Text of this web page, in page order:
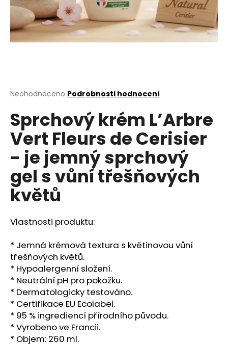
Průměrné
produktu
je
0,0
z
hvězdiček.
Neohodnoceno Podrobnosti hodnocení
Sprchový krém L’Arbre
Vert Fleurs de Cerisier
- je jemný sprchový
gel s vůní třešňových
květů
Vlastnosti produktu:
* Jemná krémová textura s květinovou vůní
třešňových květů.
* Hypoalergenní složení.
* Neutrální pH pro pokožku.
* Dermatologicky testováno.
* Certifikace EU Ecolabel.
* 95 % ingrediencí přírodního původu.
* Vyrobeno ve Francii.
* Objem: 260 ml.
a
j
í
HLEDAT
D
o
p
o
u
u
j
e
m
e
STABILIZOVANÁ
VĚČNÁ
RŮŽE